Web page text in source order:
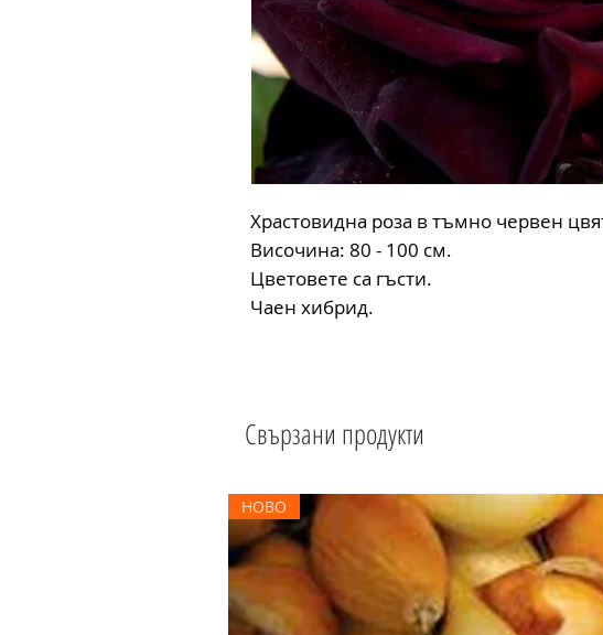
Храстовидна роза в тъмно червен
Височина: 80 - 100 см.
Цветовете са гъсти.
Чаен хибрид.
Свързани продукти
НОВО